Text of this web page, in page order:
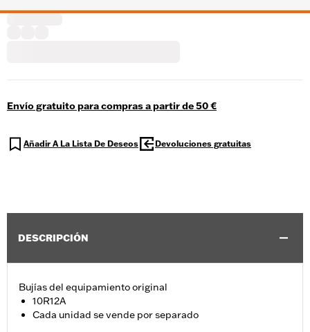
Envío gratuito para compras a partir de 50 €
Añadir A La Lista De Deseos Devoluciones gratuitas
DESCRIPCIÓN
Bujías del equipamiento original
10R12A
Cada unidad se vende por separado